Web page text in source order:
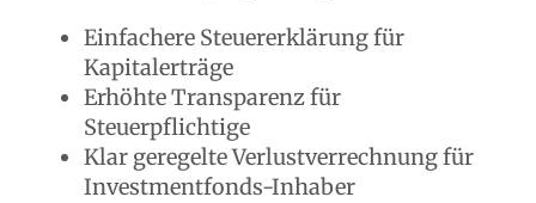
Einfachere Steuererklärung für
Kapitalerträge
Erhöhte Transparenz für
Steuerpflichtige
Klar geregelte Verlustverrechnung für
Investmentfonds-Inhaber